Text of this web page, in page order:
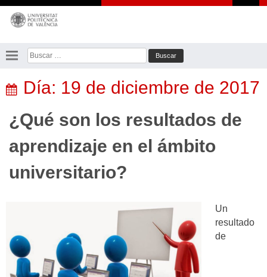
Saltar
contenido
Buscar:
Día: 19 de diciembre de 2017
¿Qué son los resultados de
aprendizaje en el ámbito
universitario?
Un
resultado
de